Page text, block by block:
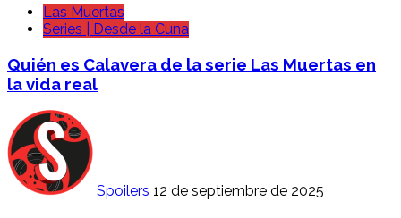
Las Muertas
Series | Desde la Cuna
Quién es Calavera de la serie Las Muertas en
la vida real
Spoilers 12 de septiembre de 2025